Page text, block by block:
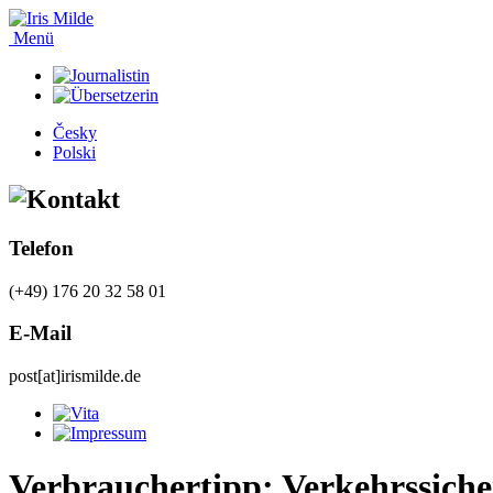
Menü
Česky
Polski
Telefon
(+49) 176 20 32 58 01
E-Mail
post[at]irismilde.de